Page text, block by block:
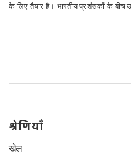
के लिए तैयार है। भारतीय प्रशंसकों के बीच
श्रेणियाँ
खेल